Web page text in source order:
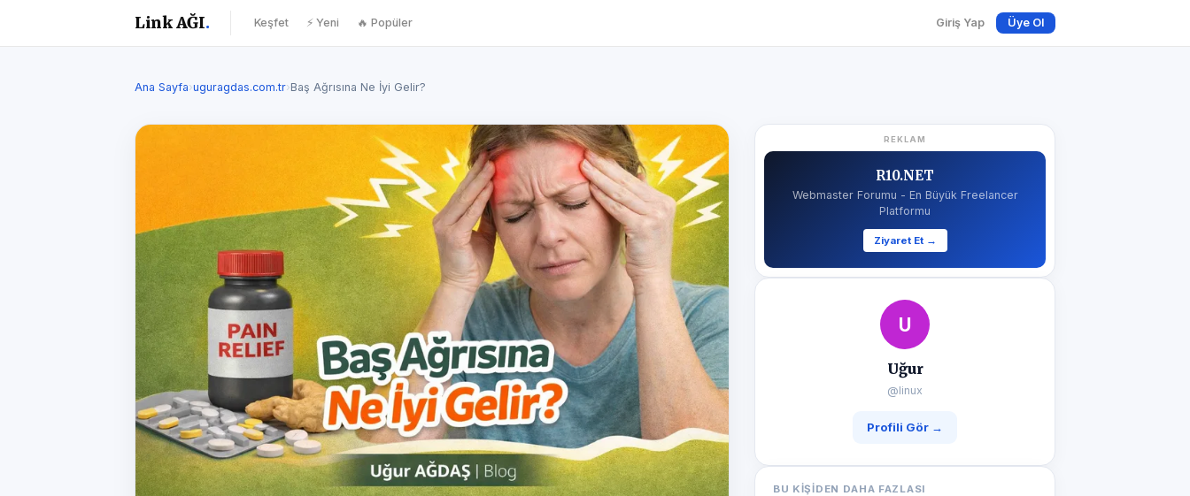
Link AĞI. Keşfet ⚡ Yeni 🔥 Popüler Giriş Yap Üye Ol
Ana Sayfa›uguragdas.com.tr›Baş Ağrısına Ne İyi Gelir?
REKLAM
R10.NET
Webmaster Forumu - En Büyük Freelancer
Platformu
Ziyaret Et →
U
Uğur
@linux
Profili Gör →
BU KIŞIDEN DAHA FAZLASI